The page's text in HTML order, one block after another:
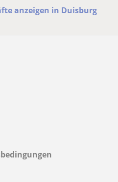
anzeigen in Duisburg